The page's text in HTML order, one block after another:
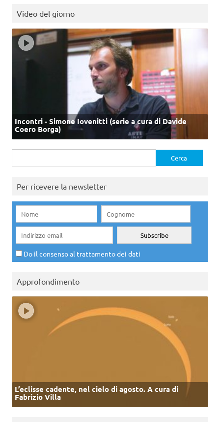
Video del giorno
Incontri - Simone Iovenitti (serie a cura di Davide
Coero Borga)
per:
Per ricevere la newsletter
Do il consenso al trattamento dei dati
Approfondimento
L’eclisse cadente, nel cielo di agosto. A cura di
Fabrizio Villa